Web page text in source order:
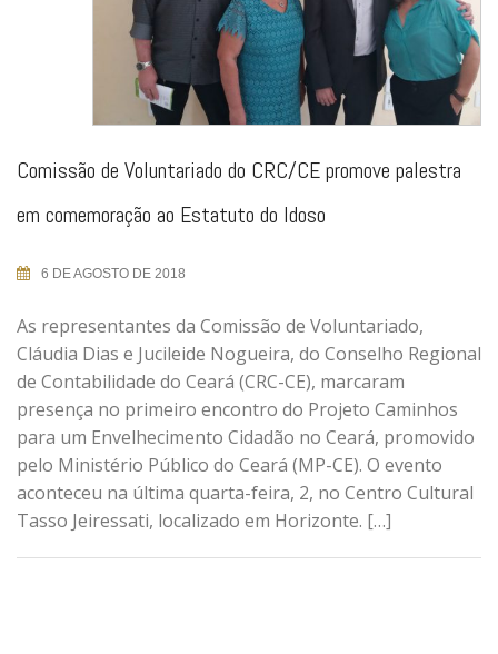
Comissão de Voluntariado do CRC/CE promove palestra
em comemoração ao Estatuto do Idoso
6 DE AGOSTO DE 2018
As representantes da Comissão de Voluntariado,
Cláudia Dias e Jucileide Nogueira, do Conselho Regional
de Contabilidade do Ceará (CRC-CE), marcaram
presença no primeiro encontro do Projeto Caminhos
para um Envelhecimento Cidadão no Ceará, promovido
pelo Ministério Público do Ceará (MP-CE). O evento
aconteceu na última quarta-feira, 2, no Centro Cultural
Tasso Jeiressati, localizado em Horizonte. […]